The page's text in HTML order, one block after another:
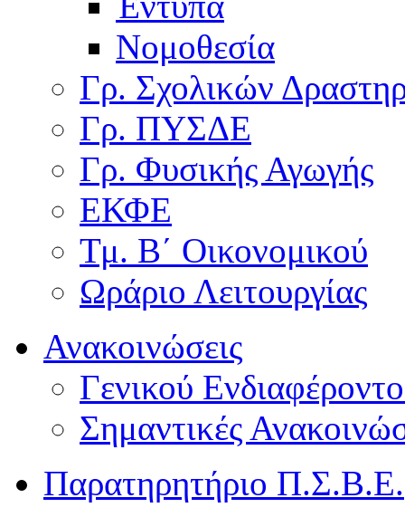
Νομοθεσία
Γρ. Σχολικών
Γρ. ΠΥΣΔΕ
Γρ. Φυσικής Αγωγής
ΕΚΦΕ
Τμ. Β΄ Οικονομικού
Ωράριο Λειτουργίας
Ανακοινώσεις
Γενικού
Σημαντικές
Παρατηρητήριο Π.Σ.Β.Ε.